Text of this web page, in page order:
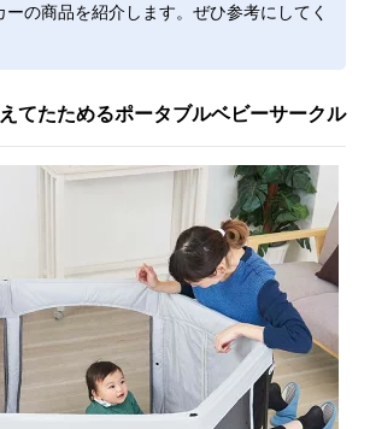
の商品を紹介します。ぜひ参考にしてく
てたためるポータブルベビーサークル